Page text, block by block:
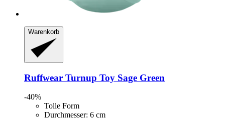
Warenkorb
Ruffwear Turnup Toy Sage Green
-40%
Tolle Form
Durchmesser: 6 cm